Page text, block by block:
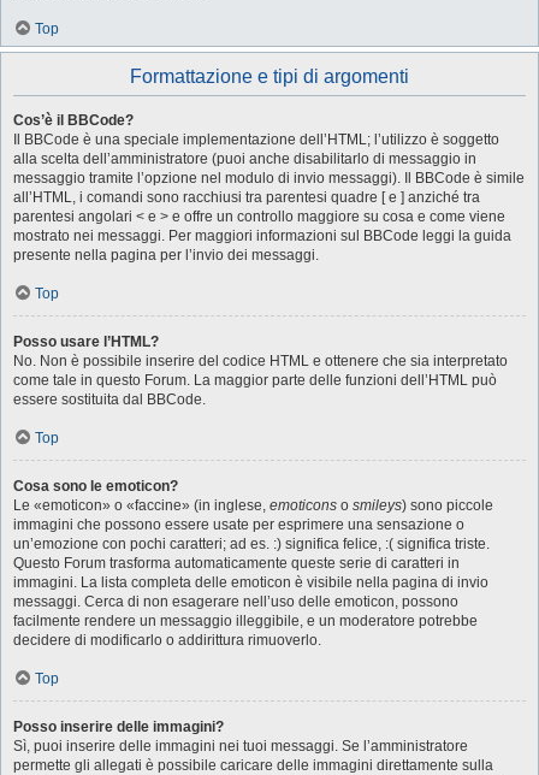
Top
Formattazione e tipi di argomenti
Cos’è il BBCode?
Il BBCode è una speciale implementazione dell’HTML; l’utilizzo è soggetto
alla scelta dell’amministratore (puoi anche disabilitarlo di messaggio in
messaggio tramite l’opzione nel modulo di invio messaggi). Il BBCode è simile
all’HTML, i comandi sono racchiusi tra parentesi quadre [ e ] anziché tra
parentesi angolari < e > e offre un controllo maggiore su cosa e come viene
mostrato nei messaggi. Per maggiori informazioni sul BBCode leggi la guida
presente nella pagina per l’invio dei messaggi.
Top
Posso usare l’HTML?
No. Non è possibile inserire del codice HTML e ottenere che sia interpretato
come tale in questo Forum. La maggior parte delle funzioni dell’HTML può
essere sostituita dal BBCode.
Top
Cosa sono le emoticon?
Le «emoticon» o «faccine» (in inglese, emoticons o smileys) sono piccole
immagini che possono essere usate per esprimere una sensazione o
un’emozione con pochi caratteri; ad es. :) significa felice, :( significa triste.
Questo Forum trasforma automaticamente queste serie di caratteri in
immagini. La lista completa delle emoticon è visibile nella pagina di invio
messaggi. Cerca di non esagerare nell’uso delle emoticon, possono
facilmente rendere un messaggio illeggibile, e un moderatore potrebbe
decidere di modificarlo o addirittura rimuoverlo.
Top
Posso inserire delle immagini?
Sì, puoi inserire delle immagini nei tuoi messaggi. Se l’amministratore
permette gli allegati è possibile caricare delle immagini direttamente sulla